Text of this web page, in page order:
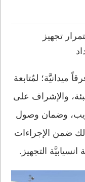
تجهيز
ميدانيَّة؛ لمُتابعة
والإشراف على
وضمان وصول
ضمن الإجراءات
انسيابيَّة التجهيز.